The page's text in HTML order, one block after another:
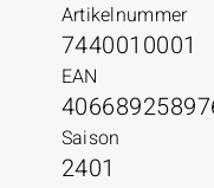
Artikelnummer
7440010001
EAN
Saison
2401